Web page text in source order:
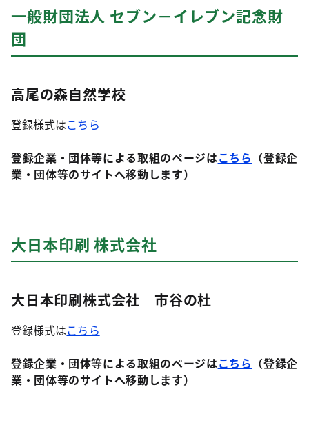
一般財団法人 セブン－イレブン記念財
団
高尾の森自然学校
登録様式はこちら
登録企業・団体等による取組のページはこちら （登録企
業・団体等のサイトへ移動します）
大日本印刷 株式会社
大日本印刷株式会社 市谷の杜
登録様式はこちら
登録企業・団体等による取組のページはこちら （登録企
業・団体等のサイトへ移動します）